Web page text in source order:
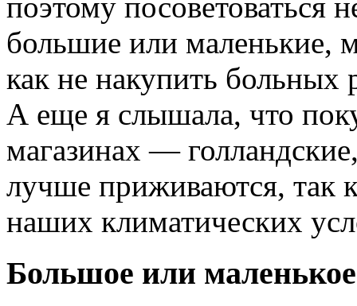
большие или маленькие,
как не накупить больных
А еще я слышала, что
магазинах —
лучше приживаются, так
наших климатических
Большое или